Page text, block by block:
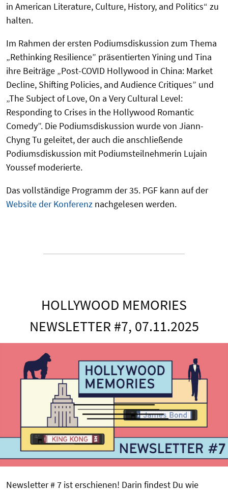
in American Literature, Culture, History, and Politics“ zu
halten.
Im Rahmen der ersten Podiumsdiskussion zum Thema
„Rethinking Resilience” präsentierten Yining und Tina
ihre Beiträge „Post-COVID Hollywood in China: Market
Decline, Shifting Policies, and Audience Critiques” und
„The Subject of Love, On a Very Cultural Level:
Responding to Crises in the Hollywood Romantic
Comedy”. Die Podiumsdiskussion wurde von Jiann-
Chyng Tu geleitet, der auch die anschließende
Podiumsdiskussion mit Podiumsteilnehmerin Lujain
Youssef moderierte.
Das vollständige Programm der 35. PGF kann auf der
Website der Konferenz nachgelesen werden.
HOLLYWOOD MEMORIES
NEWSLETTER #7, 07.11.2025
Newsletter # 7 ist erschienen! Darin findest Du wie